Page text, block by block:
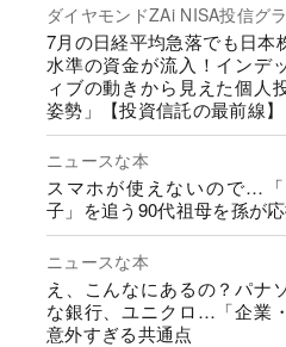
ダイヤモンドZAi NISA投信グ
7月の日経平均急落でも日本
水準の資金が流入！インデ
ィブの動きから見えた個人
姿勢」【投資信託の最前線】
ニュースな本
スマホが使えないので…
子」を追う90代祖母を孫が
ニュースな本
え、こんなにあるの？パナ
な銀行、ユニクロ…「企業
意外すぎる共通点